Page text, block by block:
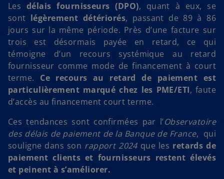
Lesdélais fournisseurs (DPO), quant à eux, se
sont légèrement détériorés, passant de 89 à 86
jours sur la même période. Près d’une facture sur
trois est désormais payée en retard, ce qui
témoigne d’un recours systémique au retard
fournisseur comme mode de financement à court
terme. Ce recours au retard de paiement est
particulièrement marqué chez les PME/ETI, faute
d’accès au financement court terme.
Ces tendances sont confirmées par l’Observatoire
des délais de paiement de la Banque de France, qui
souligne dans son rapport 2024que les retards de
paiement clients et fournisseurs restent élevés
et peinent à s’améliorer.